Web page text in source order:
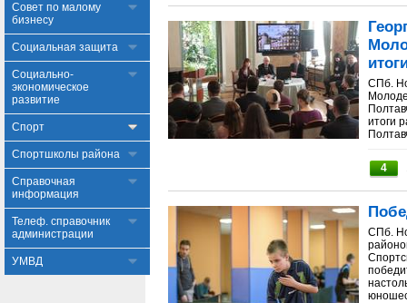
Совет по малому
бизнесу
Социальная защита
Социально-
экономическое
развитие
Спорт
Спортшколы района
Справочная
информация
Телеф. справочник
администрации
УМВД
СПб.
итоги
4
СПб.